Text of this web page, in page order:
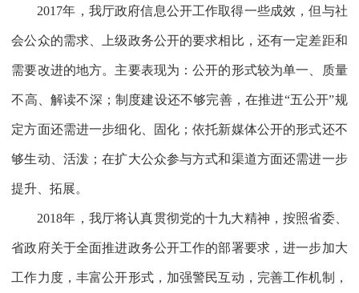
2017年，我厅政府信息公开工作取得一些成效，但与社
会公众的需求、上级政务公开的要求相比，还有一定差距和
需要改进的地方。主要表现为：公开的形式较为单一、质量
不高、解读不深；制度建设还不够完善，在推进“五公开”规
定方面还需进一步细化、固化；依托新媒体公开的形式还不
够生动、活泼；在扩大公众参与方式和渠道方面还需进一步
提升、拓展。
2018年，我厅将认真贯彻党的十九大精神，按照省委、
省政府关于全面推进政务公开工作的部署要求，进一步加大
工作力度，丰富公开形式，加强警民互动，完善工作机制，